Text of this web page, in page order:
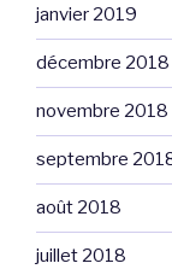
janvier 2019
décembre 2018
novembre 2018
septembre
août 2018
juillet 2018